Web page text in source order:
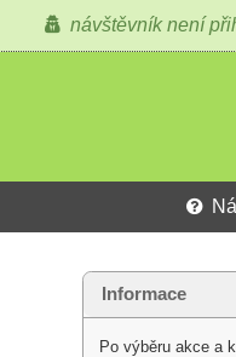
návštěvník není
Informace
Po výběru akce a